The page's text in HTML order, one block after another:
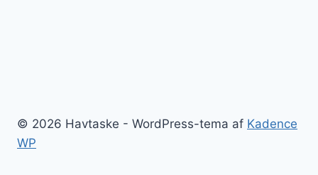
© 2026 Havtaske - WordPress-tema af Kadence
WP